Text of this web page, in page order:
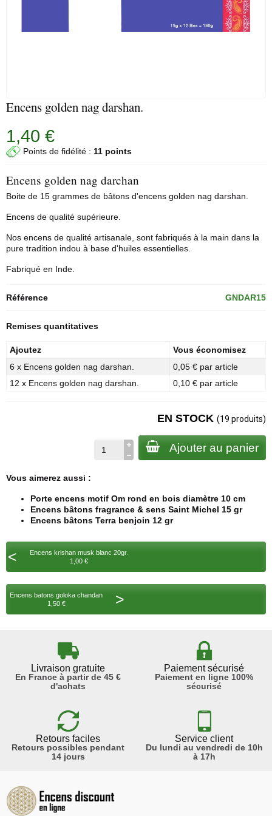
Encens golden nag darshan.
1,40 €
Points de fidélité : 11 points
Encens golden nag darchan
Boite de 15 grammes de bâtons d'encens golden nag darshan.
Encens de qualité supérieure.
Nos encens de qualité artisanale, sont fabriqués à la main dans la
pure tradition indou à base d'huiles essentielles.
Fabriqué en Inde.
Référence GNDAR15
Remises quantitatives
Ajoutez
Vous économisez
6 x Encens golden nag darshan.
0,05 € par article
12 x Encens golden nag darshan.
0,10 € par article
EN STOCK (19 produits)
Ajouter au panier
Vous aimerez aussi :
Porte encens motif Om rond en bois diamètre 10 cm
Encens bâtons fragrance & sens Saint Michel 15 gr
Encens bâtons Terra benjoin 12 gr
<
Encens krishan musk blanc 20gr.
1,00 €
Encens batons goloka chandan
1,50 €
>
Livraison gratuite
En France à partir de 45 €
d'achats
Paiement sécurisé
Paiement en ligne 100%
sécurisé
Retours faciles
Retours possibles pendant
14 jours
Service client
Du lundi au vendredi de 10h
à 17h